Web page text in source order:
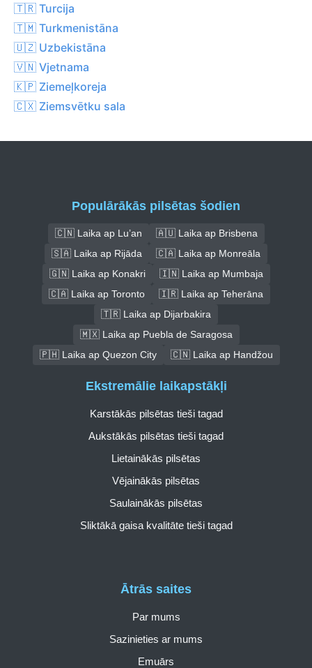
🇹🇷 Turcija
🇹🇲 Turkmenistāna
🇺🇿 Uzbekistāna
🇻🇳 Vjetnama
🇰🇵 Ziemeļkoreja
🇨🇽 Ziemsvētku sala
Populārākās pilsētas šodien
🇨🇳 Laika ap Lu’an
🇦🇺 Laika ap Brisbena
🇸🇦 Laika ap Rijāda
🇨🇦 Laika ap Monreāla
🇬🇳 Laika ap Konakri
🇮🇳 Laika ap Mumbaja
🇨🇦 Laika ap Toronto
🇮🇷 Laika ap Teherāna
🇹🇷 Laika ap Dijarbakira
🇲🇽 Laika ap Puebla de Saragosa
🇵🇭 Laika ap Quezon City
🇨🇳 Laika ap Handžou
Ātrās saites
Par mums
Sazinieties ar mums
Emuārs
Ekstremālie laikapstākļi
Karstākās pilsētas tieši tagad
Aukstākās pilsētas tieši tagad
Lietainākās pilsētas
Vējainākās pilsētas
Saulainākās pilsētas
Sliktākā gaisa kvalitāte tieši tagad